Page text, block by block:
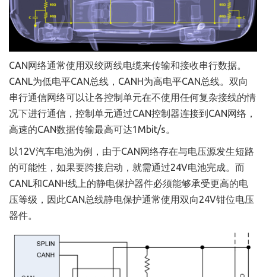
CAN网络通常使用双绞两线电缆来传输和接收串行数据。
CANL为低电平CAN总线，CANH为高电平CAN总线。双向
串行通信网络可以让各控制单元在不使用任何复杂接线的情
况下进行通信，控制单元通过CAN控制器连接到CAN网络，
高速的CAN数据传输最高可达1Mbit/s。
以12V汽车电池为例，由于CAN网络存在与电压源发生短路
的可能性，如果要跨接启动，就需通过24V电池完成。而
CANL和CANH线上的静电保护器件必须能够承受更高的电
压等级，因此CAN总线静电保护通常使用双向24V钳位电压
器件。